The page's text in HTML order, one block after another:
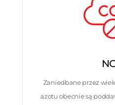
Zaniedbane przez
azotu obecnie są